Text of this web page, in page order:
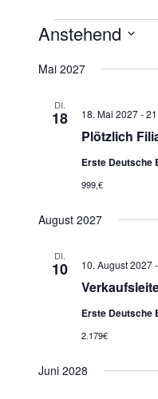
Veranstaltungen
Anstehend
Mai 2027
DI.
18
Plötzlich
18. Mai 2027-
Erste Deutsche
999,€
August 2027
DI.
10 10. August 2027
Erste Deutsche
2.179€
Juni 2028